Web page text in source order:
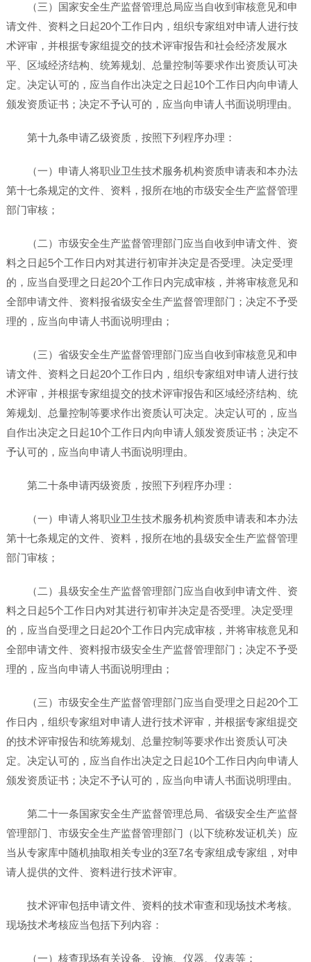
（三）国家安全生产监督管理总局应当自收到审核意见和申
请文件、资料之日起20个工作日内，组织专家组对申请人进行技
术评审，并根据专家组提交的技术评审报告和社会经济发展水
平、区域经济结构、统筹规划、总量控制等要求作出资质认可决
定。决定认可的，应当自作出决定之日起10个工作日内向申请人
颁发资质证书；决定不予认可的，应当向申请人书面说明理由。
第十九条申请乙级资质，按照下列程序办理：
（一）申请人将职业卫生技术服务机构资质申请表和本办法
第十七条规定的文件、资料，报所在地的市级安全生产监督管理
部门审核；
（二）市级安全生产监督管理部门应当自收到申请文件、资
料之日起5个工作日内对其进行初审并决定是否受理。决定受理
的，应当自受理之日起20个工作日内完成审核，并将审核意见和
全部申请文件、资料报省级安全生产监督管理部门；决定不予受
理的，应当向申请人书面说明理由；
（三）省级安全生产监督管理部门应当自收到审核意见和申
请文件、资料之日起20个工作日内，组织专家组对申请人进行技
术评审，并根据专家组提交的技术评审报告和区域经济结构、统
筹规划、总量控制等要求作出资质认可决定。决定认可的，应当
自作出决定之日起10个工作日内向申请人颁发资质证书；决定不
予认可的，应当向申请人书面说明理由。
第二十条申请丙级资质，按照下列程序办理：
（一）申请人将职业卫生技术服务机构资质申请表和本办法
第十七条规定的文件、资料，报所在地的县级安全生产监督管理
部门审核；
（二）县级安全生产监督管理部门应当自收到申请文件、资
料之日起5个工作日内对其进行初审并决定是否受理。决定受理
的，应当自受理之日起20个工作日内完成审核，并将审核意见和
全部申请文件、资料报市级安全生产监督管理部门；决定不予受
理的，应当向申请人书面说明理由；
（三）市级安全生产监督管理部门应当自受理之日起20个工
作日内，组织专家组对申请人进行技术评审，并根据专家组提交
的技术评审报告和统筹规划、总量控制等要求作出资质认可决
定。决定认可的，应当自作出决定之日起10个工作日内向申请人
颁发资质证书；决定不予认可的，应当向申请人书面说明理由。
第二十一条国家安全生产监督管理总局、省级安全生产监督
管理部门、市级安全生产监督管理部门（以下统称发证机关）应
当从专家库中随机抽取相关专业的3至7名专家组成专家组，对申
请人提供的文件、资料进行技术评审。
技术评审包括申请文件、资料的技术审查和现场技术考核。
现场技术考核应当包括下列内容：
（一）核查现场有关设备、设施、仪器、仪表等；